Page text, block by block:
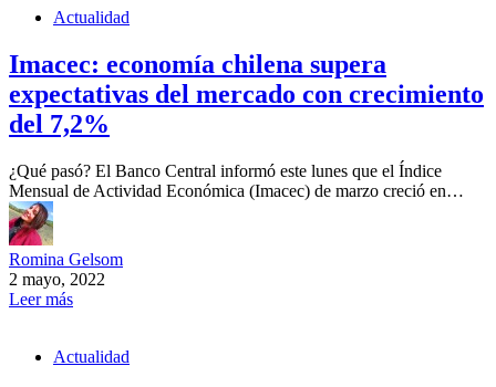
Actualidad
Imacec: economía chilena supera
expectativas del mercado con crecimiento
del 7,2%
¿Qué pasó? El Banco Central informó este lunes que el Índice
Mensual de Actividad Económica (Imacec) de marzo creció en…
Romina Gelsom
2 mayo, 2022
Leer más
Actualidad